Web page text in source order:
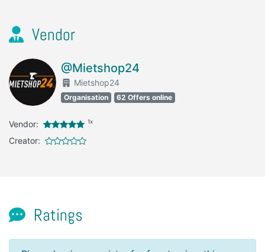
Vendor
@Mietshop24
Mietshop24
Organisation 62 Offers online
Vendor: 1x
Creator:
Ratings